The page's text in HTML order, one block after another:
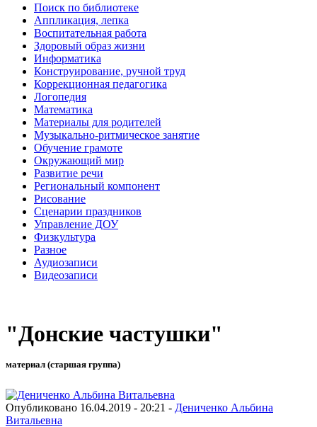
Поиск по библиотеке
Аппликация, лепка
Воспитательная работа
Здоровый образ жизни
Информатика
Конструирование, ручной труд
Коррекционная педагогика
Логопедия
Математика
Материалы для родителей
Музыкально-ритмическое занятие
Обучение грамоте
Окружающий мир
Развитие речи
Региональный компонент
Рисование
Сценарии праздников
Управление ДОУ
Физкультура
Разное
Аудиозаписи
Видеозаписи
"Донские частушки"
материал (старшая группа)
Опубликовано 16.04.2019 - 20:21 - Дениченко Альбина
Витальевна